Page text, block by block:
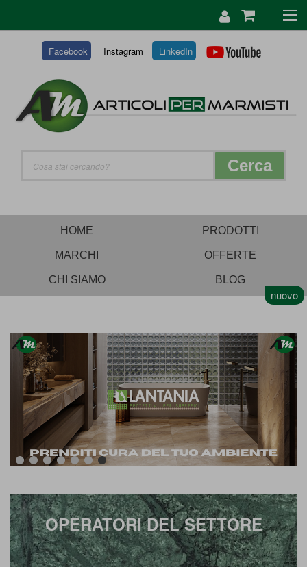
Facebook Instagram LinkedIn
CONTENUTO
Cerca
HOME PRODOTTI
MARCHI OFFERTE
CHI SIAMO BLOG
OPERATORI DEL SETTORE